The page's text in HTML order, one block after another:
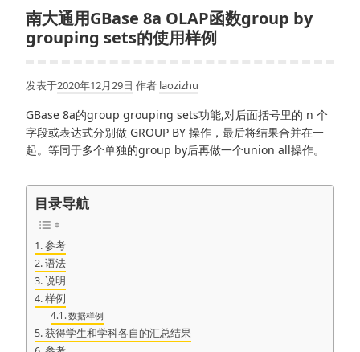
南大通用GBase 8a OLAP函数group by
grouping sets的使用样例
发表于2020年12月29日 作者 laozizhu
GBase 8a的group grouping sets功能,对后面括号里的 n 个
字段或表达式分别做 GROUP BY 操作，最后将结果合并在一
起。等同于多个单独的group by后再做一个union all操作。
目录导航
参考
语法
说明
样例
数据样例
获得学生和学科各自的汇总结果